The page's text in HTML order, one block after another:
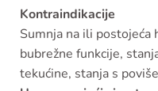
Kontraindikacije
Sumnja na ili
bubrežne funkcije,
tekućine, stanja s